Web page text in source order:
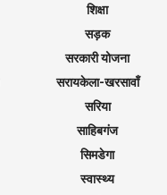
शिक्षा
सड़क
सरकारी योजना
सरायकेला-खरसावाँ
सरिया
साहिबगंज
सिमडेगा
स्वास्थ्य